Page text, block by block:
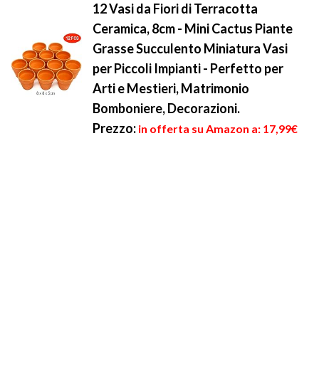
12 Vasi da Fiori di Terracotta
Ceramica, 8cm - Mini Cactus Piante
Grasse Succulento Miniatura Vasi
per Piccoli Impianti - Perfetto per
Arti e Mestieri, Matrimonio
Bomboniere, Decorazioni.
Prezzo: in offerta su Amazon a: 17,99€